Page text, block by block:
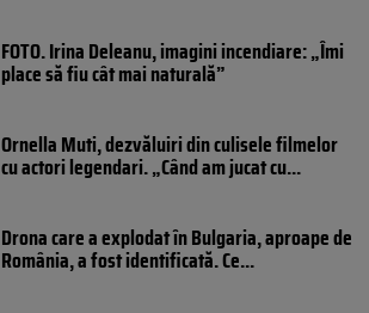
FOTO. Irina Deleanu, imagini incendiare: „Îmi
place să fiu cât mai naturală”
Ornella Muti, dezvăluiri din culisele filmelor
cu actori legendari. „Când am jucat cu...
Drona care a explodat în Bulgaria, aproape de
România, a fost identificată. Ce...